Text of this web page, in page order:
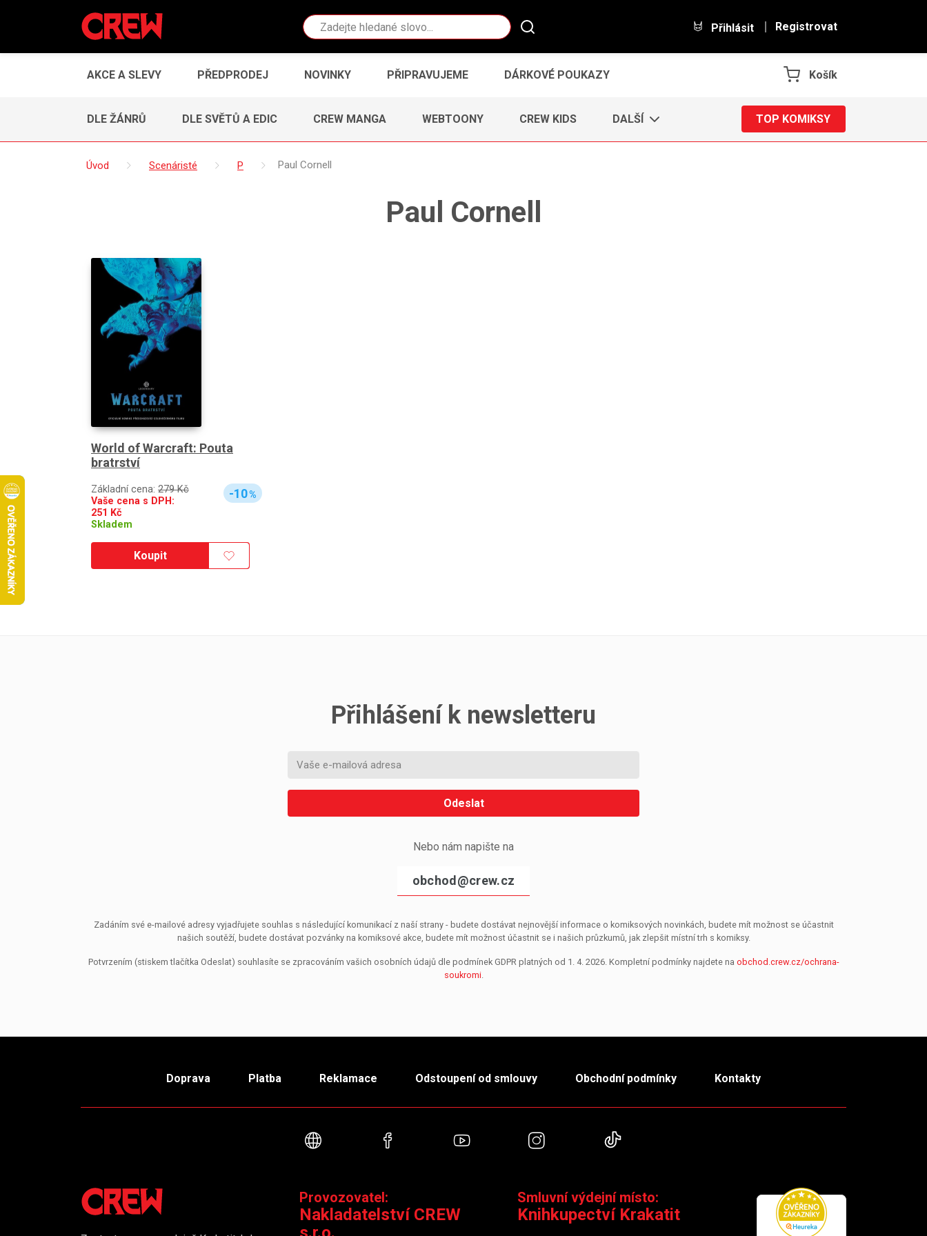
Vyhledávání Přihlásit Registrovat
AKCE A SLEVY PŘEDPRODEJ NOVINKY PŘIPRAVUJEME DÁRKOVÉ POUKAZY Košík
DLE ŽÁNRŮ DLE SVĚTŮ A EDIC CREW MANGA WEBTOONY CREW KIDS DALŠÍ TOP KOMIKSY
Úvod Scenáristé P Paul Cornell
Paul Cornell
World of Warcraft: Pouta
bratrství
Základní cena: 279 Kč
Vaše cena s DPH:
251 Kč
Skladem
-10%
Koupit
Přihlášení k newsletteru
Odeslat
Nebo nám napište na
obchod@crew.cz
Zadáním své e-mailové adresy vyjadřujete souhlas s následující komunikací z naší strany - budete dostávat nejnovější informace o komiksových novinkách, budete mít možnost se účastnit
našich soutěží, budete dostávat pozvánky na komiksové akce, budete mít možnost účastnit se i našich průzkumů, jak zlepšit místní trh s komiksy.
Potvrzením (stiskem tlačítka Odeslat) souhlasíte se zpracováním vašich osobních údajů dle podmínek GDPR platných od 1. 4. 2026. Kompletní podmínky najdete na obchod.crew.cz/ochrana-
soukromi.
Doprava Platba Reklamace Odstoupení od smlouvy Obchodní podmínky Kontakty
Webové stránkyFacebookYouTube Instagram
Provozovatel:
Nakladatelství CREW
Smluvní výdejní místo:
Knihkupectví Krakatit